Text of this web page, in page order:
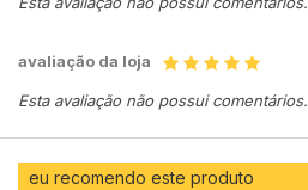
avaliação da loja
Esta avaliação não possui comentários.
eu recomendo este produto